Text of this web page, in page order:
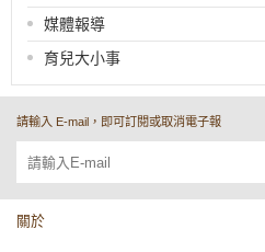
媒體報導
育兒大小事
請輸入 E-mail，即可訂閱或取消電子報
關於